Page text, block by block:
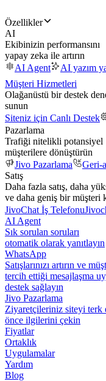
Özellikler
AI
Ekibinizin performansını
yapay zeka ile artırın
AI Agent
AI yazım
Müşteri Hizmetleri
Olağanüstü bir destek
sunun
Siteniz için Canlı Destek
Pazarlama
Trafiği nitelikli potansiyel
müşterilere dönüştürün
Jivo Pazarlama
Geri-
Satış
Daha fazla satış, daha
ve daha geniş bir müşteri
JivoChat İş Telefonu
AI Agent
Sık sorulan soruları
otomatik olarak yanıtlayın
WhatsApp
Satışlarınızı artırın ve
tercih ettiği mesajlaşma
destek sağlayın
Jivo Pazarlama
Ziyaretçileriniz siteyi terk
önce ilgilerini çekin
Fiyatlar
Ortaklık
Uygulamalar
Yardım
Blog